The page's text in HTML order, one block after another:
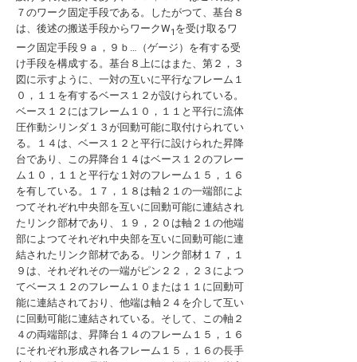
７のワーク固定手段である。したがつて、基台８
は、後述の搬送手段からワークW1 を受け取るワ
ーク固定手段９ａ，９ｂ…（ゲージ）を有する受
け手段を構成する。基台８上にはまた、第２，３
図に示すように、一対の互いに平行なフレーム１
０，１１を有するベース１２が設けられている。
ベース１２にはフレーム１０，１１と平行に流体
圧作動シリンダ１３が回動可能に取付けられてい
る。１４は、ベース１２と平行に設けられた昇降
台であり、この昇降台１４はベース１２のフレー
ム１０，１１と平行な１対のフレーム１５，１６
を有している。１７，１８は軸２１の一端部によ
つてそれぞれ中央部を互いに回動可能に連結され
たリンク部材であり、１９，２０は軸２１の他端
部によつてそれぞれ中央部を互いに回動可能に連
結されたリンク部材である。リンク部材１７，１
９は、それぞれその一端がピン２２，２３によつ
てベース１２のフレーム１０または１１に回動可
能に連結されており、他端は軸２４を介して互い
に回動可能に連結されている。そして、この軸２
４の両端部は、昇降台１４のフレーム１５，１６
にそれぞれ形成され各フレーム１５，１６の長手